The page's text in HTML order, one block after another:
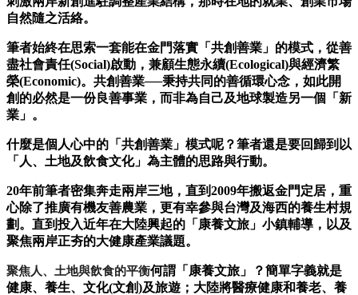
自然隨之活絡。
筆者始終在思索一套能在金門落實「共創善業」的模式，從善
盡社會責任(Social)啟動，兼顧生態永續(Ecological)與經濟繁
榮(Economic)。共創善業──秉持共同的善循環心念，如此開
創的必然是一份良善事業，而非為自己及地球製造另一個「新
業」。
什麼是個人心中的「共創善業」模式呢？筆者還是要回歸到以
「人、土地及飲食文化」為主體的思路與行動。
20年前筆者密集奔走兩岸三地，直到2009年搬返金門定居，重
心除了推廣有機友善農業，更有幸參與台灣及海西的養生村規
劃。直到投入近年在大陸興起的「康養文旅」小鎮輔導，以及
聚焦兩岸正夯的大健康產業議題。
聚焦人、土地與飲食的平衡何謂「康養文旅」？簡單字義就是
健康、養生、文化(文創)及旅遊；大陸將醫療健康和養老、養